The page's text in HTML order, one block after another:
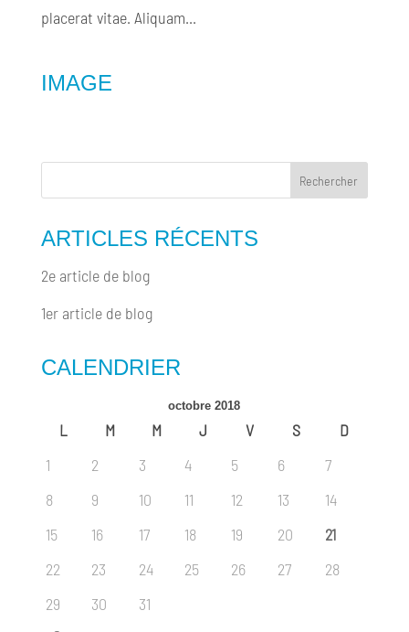
placerat vitae. Aliquam...
IMAGE
ARTICLES RÉCENTS
2e article de blog
1er article de blog
CALENDRIER
octobre 2018
L M M J V S
D
1
2 3 4 5 6
7
8
9 10 11 12 13
14
15
16 17 18 19 20
21
22
23 24 25 26 27
28
29
30
31